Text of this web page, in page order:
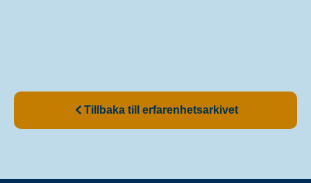
Tillbaka till erfarenhetsarkivet